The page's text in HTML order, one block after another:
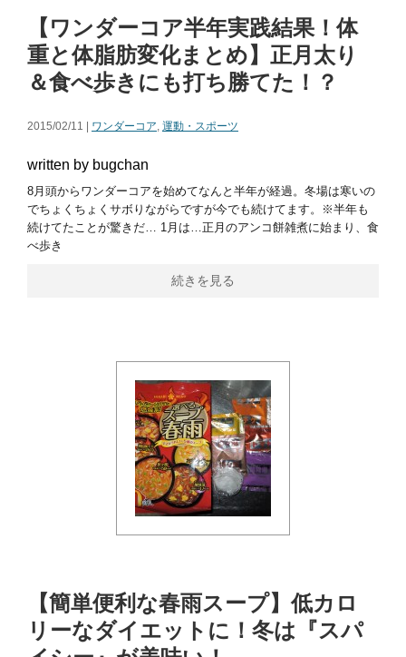
【ワンダーコア半年実践結果！体
重と体脂肪変化まとめ】正月太り
＆食べ歩きにも打ち勝てた！？
2015/02/11 | ワンダーコア, 運動・スポーツ
written by bugchan
8月頭からワンダーコアを始めてなんと半年が経過。冬場は寒いの
でちょくちょくサボりながらですが今でも続けてます。※半年も
続けてたことが驚きだ… 1月は…正月のアンコ餅雑煮に始まり、食
べ歩き
続きを見る
【簡単便利な春雨スープ】低カロ
リーなダイエットに！冬は『スパ